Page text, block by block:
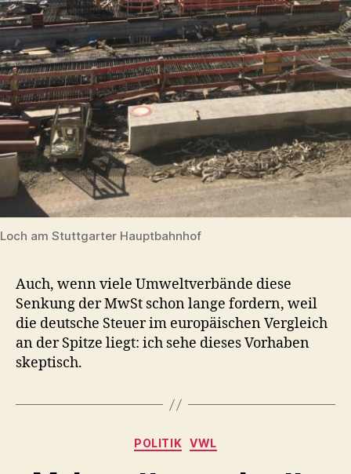
Loch am Stuttgarter Hauptbahnhof
Auch, wenn viele Umweltverbände diese
Senkung der MwSt schon lange fordern, weil
die deutsche Steuer im europäischen Vergleich
an der Spitze liegt: ich sehe dieses Vorhaben
skeptisch.
Kategorien
POLITIK VWL